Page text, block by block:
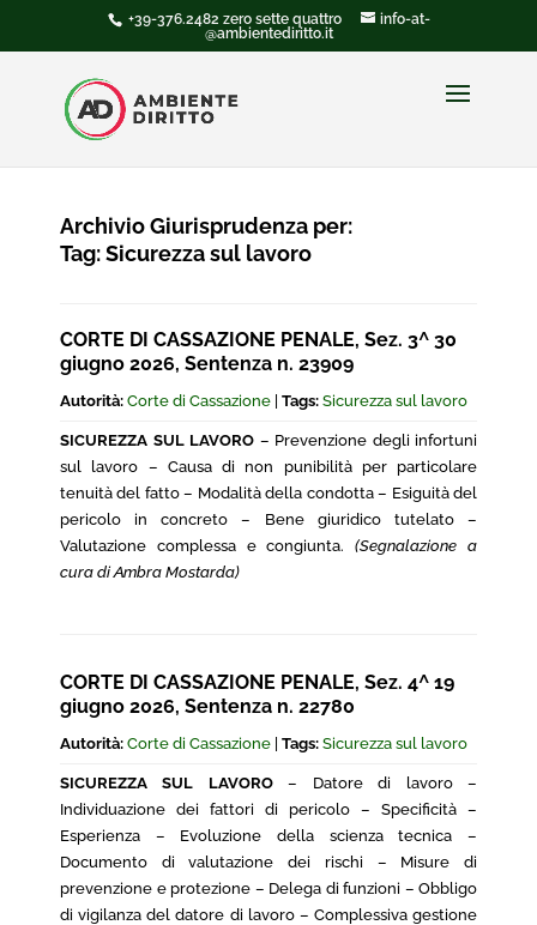
+39-376.2482 zero sette quattro
info-at-
@ambientediritto.it
Archivio Giurisprudenza per:
Tag:Sicurezza sul lavoro
CORTE DI CASSAZIONE PENALE, Sez. 3^ 30
giugno 2026, Sentenza n. 23909
Autorità: Corte di Cassazione Tags: Sicurezza sul lavoro
SICUREZZA SUL LAVORO – Prevenzione degli infortuni
sul lavoro – Causa di non punibilità per particolare
tenuità del fatto – Modalità della condotta – Esiguità del
pericolo in concreto – Bene giuridico tutelato –
Valutazione complessa e congiunta. (Segnalazione a
cura di Ambra Mostarda)
CORTE DI CASSAZIONE PENALE, Sez. 4^ 19
giugno 2026, Sentenza n. 22780
Autorità: Corte di Cassazione Tags: Sicurezza sul lavoro
SICUREZZA SUL LAVORO– Datore di lavoro –
Individuazione dei fattori di pericolo – Specificità –
Esperienza – Evoluzione della scienza tecnica –
Documento di valutazione dei rischi – Misure di
prevenzione e protezione – Delega di funzioni – Obbligo
di vigilanza del datore di lavoro – Complessiva gestione